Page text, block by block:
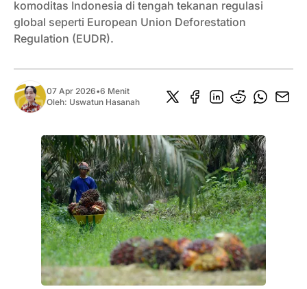
komoditas Indonesia di tengah tekanan regulasi
global seperti European Union Deforestation
Regulation (EUDR).
07 Apr 2026•6 Menit
Oleh: Uswatun Hasanah